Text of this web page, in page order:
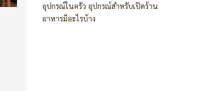
อุปกรณ์ในครัว อุปกรณ์สำหรับเปิดร้าน
อาหารมีอะไรบ้าง